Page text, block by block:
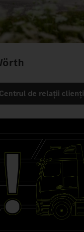
Centrul de relații clienți